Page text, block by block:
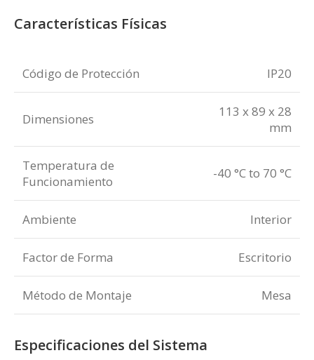
Características Físicas
Código de Protección IP20
Dimensiones
113 x 89 x 28
mm
Temperatura de
Funcionamiento
-40 °C to 70 °C
Ambiente Interior
Factor de Forma Escritorio
Método de Montaje Mesa
Especificaciones del Sistema